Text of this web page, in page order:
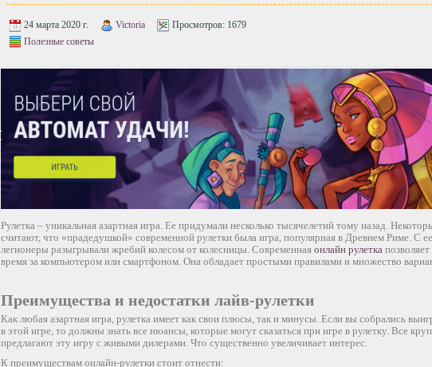
24 марта 2020 г. Victoria Просмотров: 1679
Полезные советы
Рулетка – уникальная азартная игра. Ее придумали несколько тысячелетий тому назад.
считают, что «прадедушкой» современной рулетки была игра, популярная в Древнем Риме. С
легионеры разыгрывали жребий колесом от колесницы. Современная онлайн рулетка
время за компьютером или смартфоном. Она обладает простыми правилами и множество
Преимущества и недостатки лайв-рулетки
Как любая азартная игра, рулетка имеет как свои плюсы, так и минусы. Если вы собрались
в этой игре, то должны знать все нюансы, которые могут сказаться при игре в рулетку. Все
предлагают эту игру с живыми дилерами. Что существенно увеличивает интерес.
К преимуществам онлайн-рулетки стоит отнести: